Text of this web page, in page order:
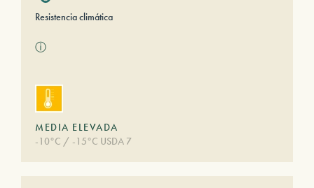
Resistencia climática
ⓘ
MEDIA ELEVADA
-10°C / -15°C USDA 7